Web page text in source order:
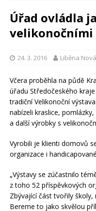
Úřad ovládla
24. 3. 2016 Liběna Nová
Včera proběhla na půdě
úřadu Středočeského kraje
tradiční Velikonoční
nabízeli kraslice,
a další výrobky s
Vyrobili je klienti domovů
organizace i
„Výstavy se zúčastnilo
z toho 52 příspěvkových
Zbývající část tvořily
Bereme to jako skvělou